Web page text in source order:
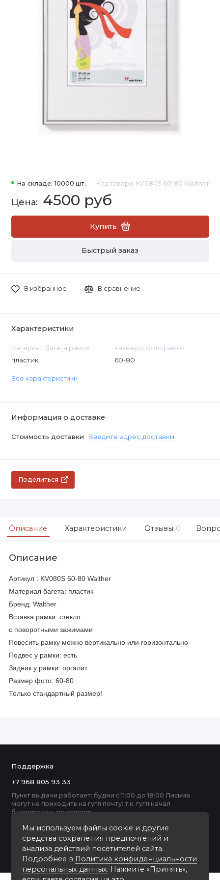
На складе: 10000 шт. Код товара: KV080S 60-80 Walther
4500 руб
Купить
Быстрый заказ
В избранное В сравнение
Характеристики
Материал багета рамок
пластик
Размеры фото рамок
60-80
Все характеристики
Информация о доставке
Стоимость доставки Введите адрес доставки
Поделиться
Описание Характеристики Отзывы 0
Описание
Артикул : KV080S 60-80 Walther
Материал багета: пластик
Бренд: Walther
Вставка рамки: стекло
с поворотными зажимами
Повесить рамку можно вертикально или горизонтально
Подвес у рамки: есть
Задник у рамки: оргалит
Размер фото: 60-80
Только стандартный размер!
Мы используем файлы cookie и другие
средства сохранения предпочтений и
анализа действий посетителей сайта.
Подробнее в Политика конфиденциальности
персональных данных. Нажмите «Принять»,
Поддержка
+7 968 805 93 33
Пункт выдачи работает: будни с 11:00 до 18:00 Письма
могут не приходить на гугл почту: т.к. гугл начал
блокировать ру серверы